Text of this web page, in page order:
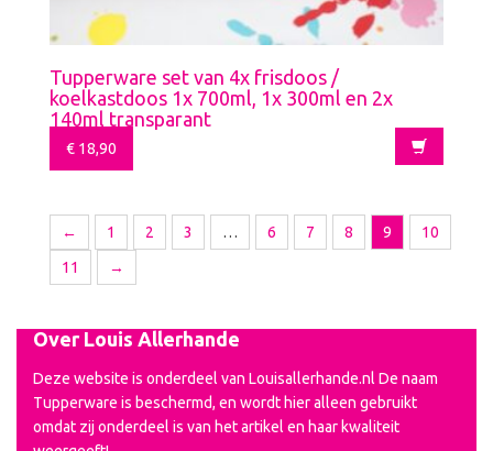
Tupperware set van 4x frisdoos /
koelkastdoos 1x 700ml, 1x 300ml en 2x
140ml transparant
€ 18,90
← 1 2 3 … 6 7 8 9
10
11
→
Over Louis Allerhande
Deze website is onderdeel van Louisallerhande.nl De naam
Tupperware is beschermd, en wordt hier alleen gebruikt
omdat zij onderdeel is van het artikel en haar kwaliteit